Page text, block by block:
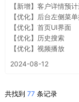
【新增】客户详情预
【优化】后台左侧菜
【优化】首页UI界面
【优化】历史搜索
【优化】视频播放
2024-08-12
共找到 77 条记录